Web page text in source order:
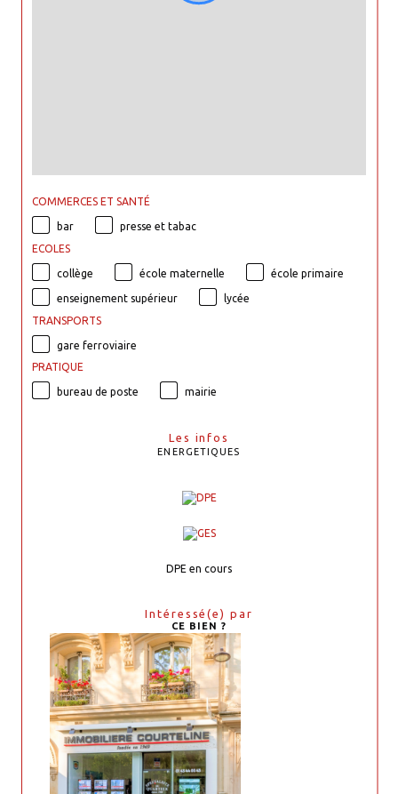
COMMERCES ET SANTÉ
bar
presse et tabac
ECOLES
collège école maternelle école primaire
enseignement supérieur
lycée
TRANSPORTS
gare ferroviaire
PRATIQUE
bureau de poste mairie
Les infos
ENERGETIQUES
DPE en cours
Intéressé(e) par
CE BIEN ?